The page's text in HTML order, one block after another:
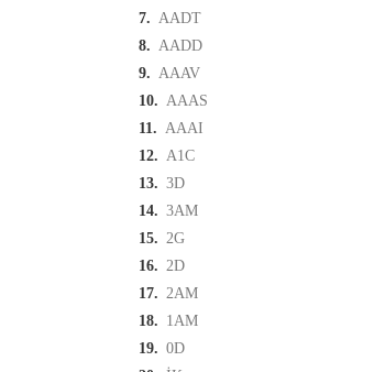
7. AADT
8. AADD
9. AAAV
10. AAAS
11. AAAI
12. A1C
13. 3D
14. 3AM
15. 2G
16. 2D
17. 2AM
18. 1AM
19. 0D